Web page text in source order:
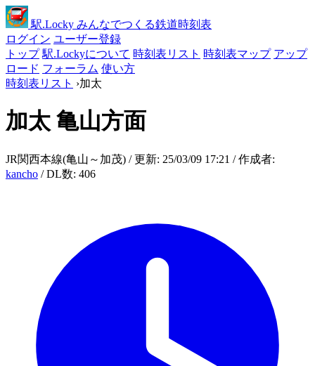
駅.Locky みんなでつくる鉄道時刻表
ログイン ユーザー登録
トップ 駅.Lockyについて 時刻表リスト 時刻表マップ アップ
ロード フォーラム 使い方
時刻表リスト ›加太
加太 亀山方面
JR関西本線(亀山～加茂) / 更新: 25/03/09 17:21 / 作成者:
kancho / DL数: 406